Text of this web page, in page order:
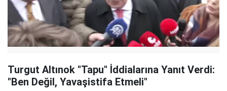
Turgut Altınok "Tapu" İddialarına Yanıt Verdi:
"Ben Değil, Yavaşistifa Etmeli"